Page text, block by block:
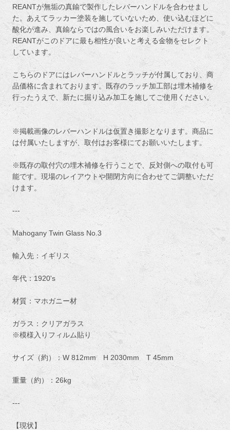
REANTが無垢の真鍮で製作したレバーハンドルを合わせまし
た。あえてラッカー塗装を施していないため、使い込むほどに
酸化が進み、真鍮ならではの風合いをお楽しみいただけます。
REANTがこのドアに最も相性が良いと考える金物をセレクト
しています。
こちらのドアにはレバーハンドルとラッチが付属しており、商
品価格に含まれております。既存のラッチ加工部は埋木補修を
行ったうえで、新たに掘り込み加工を施してご使用ください。
※掲載画像のレバーハンドルは仮置き撮影となります。商品に
は付属いたしますが、取付はお客様にてお願いいたします。
※既存の取付穴の埋木補修を行うことで、反対側への取付も可
能です。現場のレイアウトや開閉方向に合わせてご調整いただ
けます。
---
Mahogany Twin Glass No.3
輸入先：イギリス
年代：1920's
材質：マホガニー材
ガラス：クリアガラス
※模様入りフィルム貼り
サイズ（約）：W 812mm H 2030mm T 45mm
重量（約）：26kg
---
【現状】